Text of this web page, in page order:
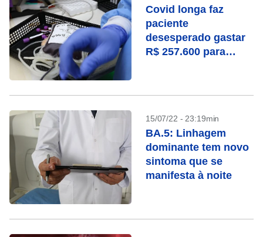
Covid longa faz
paciente
desesperado gastar
R$ 257.600 para
15/07/22 - 23:19min
BA.5: Linhagem
dominante tem novo
sintoma que se
manifesta à noite